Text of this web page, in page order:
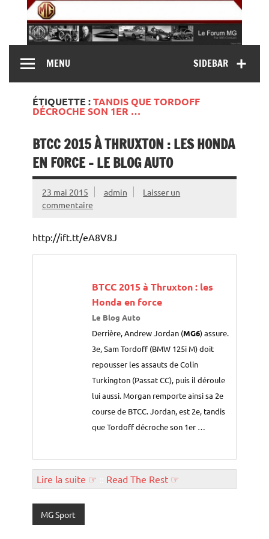
content
MG Contact
MG B, MG F, MG A, Midget…)SIDEBAR
MENU
ÉTIQUETTE :TANDIS QUE TORDOFF
DÉCROCHE SON 1ER …
BTCC 2015 À THRUXTON : LES HONDA
EN FORCE – LE BLOG AUTO
23 mai 2015 admin
Laisser un
commentaire
http://ift.tt/eA8V8J
BTCC 2015 à Thruxton : les
Honda en force
Le Blog Auto
Derrière, Andrew Jordan (MG6) assure.
3e, Sam Tordoff (BMW 125i M) doit
repousser les assauts de Colin
Turkington (Passat CC), puis il déroule
lui aussi. Morgan remporte ainsi sa 2e
course de BTCC. Jordan, est 2e, tandis
que Tordoff décroche son 1er …
Lire la suite ☞ Read The Rest ☞
MG Sport